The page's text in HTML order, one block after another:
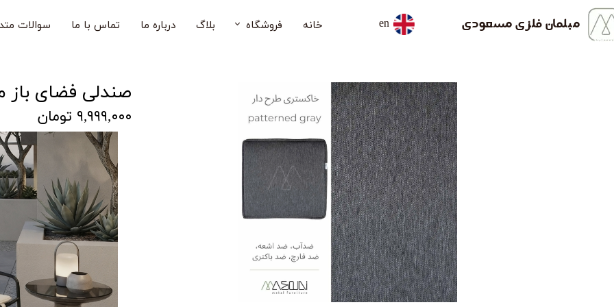
خانه فروشگاه
میز فضای باز
میز و صندلی فضای باز
صندلی بار فضای باز
صندلی کودک
مبل فضای باز
بلاگ درباره ما تماس با ما سوالات مبلمان فلزی مسعودی en
صندلی فضای باز
۹,۹۹۹,۰۰۰ تومان